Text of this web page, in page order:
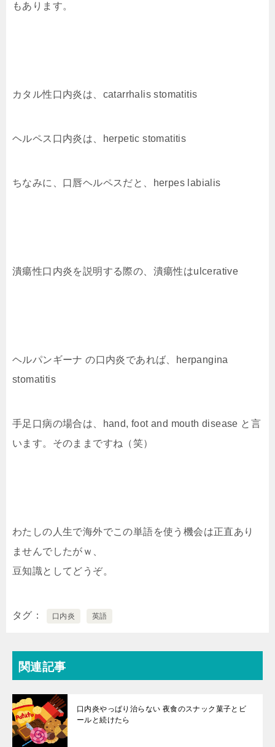
もあります。
カタル性口内炎は、catarrhalis stomatitis
ヘルペス口内炎は、herpetic stomatitis
ちなみに、口唇ヘルペスだと、herpes labialis
潰瘍性口内炎を説明する際の、潰瘍性はulcerative
ヘルパンギーナ の口内炎であれば、herpangina
stomatitis
手足口病の場合は、hand, foot and mouth disease と言
います。そのままですね（笑）
わたしの人生で海外でこの単語を使う機会は正直あり
ませんでしたがｗ、
豆知識としてどうぞ。
タグ 口内炎 英語
関連記事
口内炎やっぱり治らない 夜食のスナック菓子とビ
ールと続けたら